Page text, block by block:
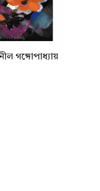
গঙ্গোপাধ্যায়